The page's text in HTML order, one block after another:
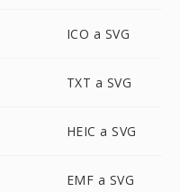
ICO a SVG
TXT a SVG
HEIC a SVG
EMF a SVG